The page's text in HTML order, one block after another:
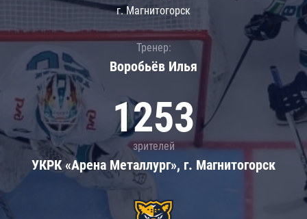
г. Магнитогорск
Тренер:
Воробьёв Илья
1253
зрителей
УКРК «Арена Металлург», г. Магнитогорск